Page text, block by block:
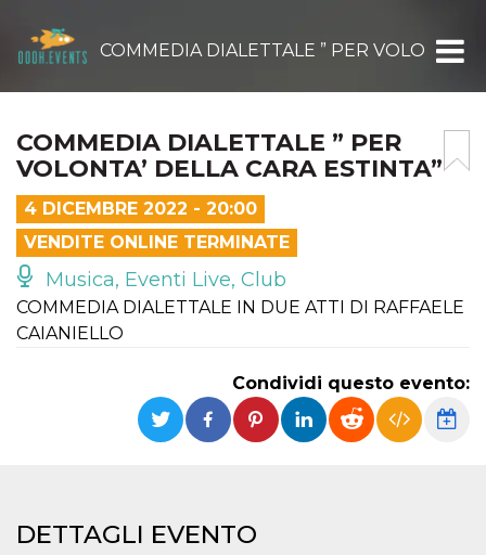
COMMEDIA DIALETTALE ” PER VOLONTA’
COMMEDIA DIALETTALE ” PER
VOLONTA’ DELLA CARA ESTINTA”
4 DICEMBRE 2022 - 20:00
VENDITE ONLINE TERMINATE
Musica, Eventi Live, Club
COMMEDIA DIALETTALE IN DUE ATTI DI RAFFAELE
CAIANIELLO
Condividi questo evento:
DETTAGLI EVENTO